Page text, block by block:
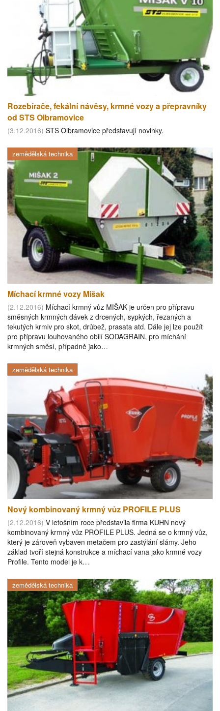
Rozebírače, fekální návěsy, krmné vozy a přepravníky
od STS Olbramovice
(3.12.2016) STS Olbramovice představují novinky.
zemědělská technika
Míchací krmné vozy Mišak
(2.12.2016) Míchací krmný vůz MIŠAK je určen pro přípravu
směsných krmných dávek z drcených, sypkých, řezaných a
tekutých krmiv pro skot, drůbež, prasata atd. Dále jej lze použít
pro přípravu louhovaného obilí SODAGRAIN, pro míchání
krmných směsí, případně jako…
zemědělská technika
Nový kombinovaný krmný vůz PROFILE PLUS
(2.12.2016) V letošním roce představila firma KUHN nový
kombinovaný krmný vůz PROFILE PLUS. Jedná se o krmný vůz,
který je zároveň vybaven metačem pro zastýlání slámy. Jeho
základ tvoří stejná konstrukce a míchací vana jako krmné vozy
Profile. Tento model je k…
zemědělská technika